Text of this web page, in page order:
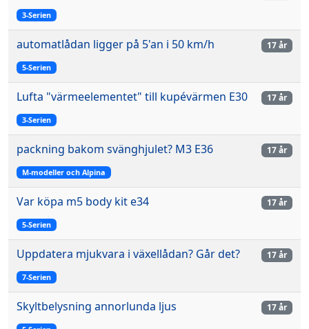
3-Serien
automatlådan ligger på 5'an i 50 km/h
5-Serien
17 år
Lufta "värmeelementet" till kupévärmen E30
3-Serien
17 år
packning bakom svänghjulet? M3 E36
M-modeller och Alpina
17 år
Var köpa m5 body kit e34
5-Serien
17 år
Uppdatera mjukvara i växellådan? Går det?
7-Serien
17 år
Skyltbelysning annorlunda ljus 17 år